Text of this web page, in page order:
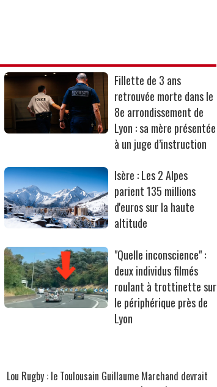
Fillette de 3 ans
retrouvée morte dans le
8e arrondissement de
Lyon : sa mère présentée
à un juge d’instruction
Isère : Les 2 Alpes
parient 135 millions
d'euros sur la haute
altitude
"Quelle inconscience" :
deux individus filmés
roulant à trottinette sur
le périphérique près de
Lyon
Lou Rugby : le Toulousain Guillaume Marchand devrait